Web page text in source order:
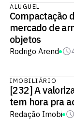
ALUGUEL
Compactação
mercado de
objetos
Rodrigo Arend
IMOBILIÁRIO
[232] A
tem hora pra
Redação Imobi